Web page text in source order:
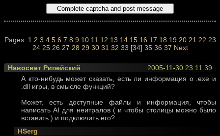
Pages: 1 2 3 4 5 6 7 8 9 10 11 12 13 14 15 16 17 18 19 20 21 22 23
24 25 26 27 28 29 30 31 32 33 [34] 35 36 37 Next
2005-11-30 23:11:39
Навосвет Рипейский
А кто-нибудь может сказать, есть ли информация о .exe и
.dll игры, в смысле функций?
Может, есть доступные файлы и информация, чтобы
написать AI для неитралов ( и чтобы столицы можно было
вставить ) и подключить его?
HSerg